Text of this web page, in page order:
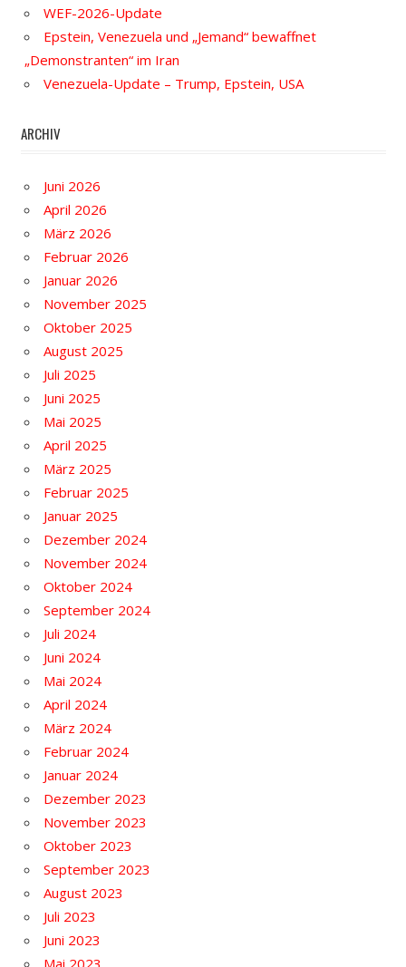
WEF-2026-Update
Epstein, Venezuela und „Jemand“ bewaffnet
„Demonstranten“ im Iran
Venezuela-Update – Trump, Epstein, USA
ARCHIV
Juni 2026
April 2026
März 2026
Februar 2026
Januar 2026
November 2025
Oktober 2025
August 2025
Juli 2025
Juni 2025
Mai 2025
April 2025
März 2025
Februar 2025
Januar 2025
Dezember 2024
November 2024
Oktober 2024
September 2024
Juli 2024
Juni 2024
Mai 2024
April 2024
März 2024
Februar 2024
Januar 2024
Dezember 2023
November 2023
Oktober 2023
September 2023
August 2023
Juli 2023
Juni 2023